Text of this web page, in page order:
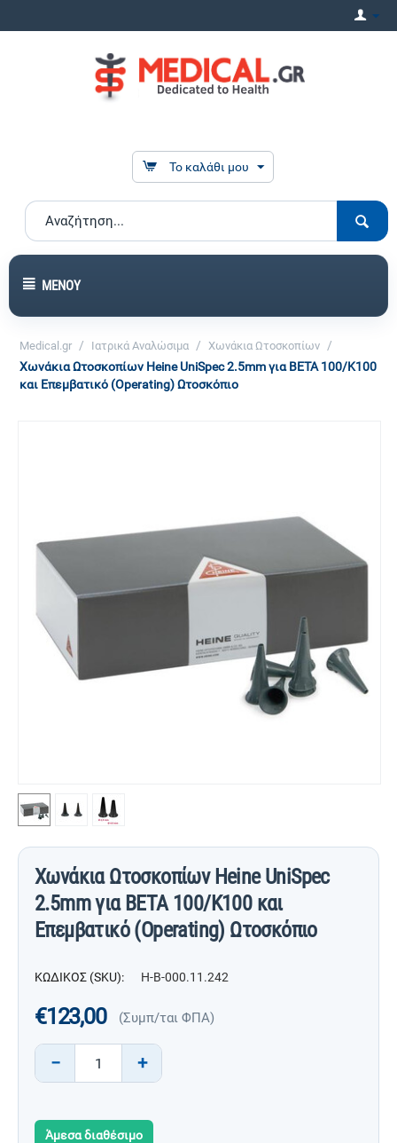
Το καλάθι μου
ΜΕΝΟΎ
Medical.gr / Ιατρικά Αναλώσιμα / Χωνάκια Ωτοσκοπίων /
Χωνάκια Ωτοσκοπίων Heine UniSpec 2.5mm για BETA 100/K100
και Επεμβατικό (Operating) Ωτοσκόπιο
Χωνάκια Ωτοσκοπίων Heine UniSpec
2.5mm για BETA 100/K100 και
Επεμβατικό (Operating) Ωτοσκόπιο
ΚΩΔΙΚΟΣ (SKU): H-B-000.11.242
€123,00 (Συμπ/ται ΦΠΑ)
+
−
Άμεσα διαθέσιμο